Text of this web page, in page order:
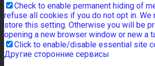
Check to enable permanent hiding of
refuse all cookies if you do not opt in. We
store this setting. Otherwise you will be
opening a new browser window or new a
Click to enable/disable essential site
Другие сторонние сервисы